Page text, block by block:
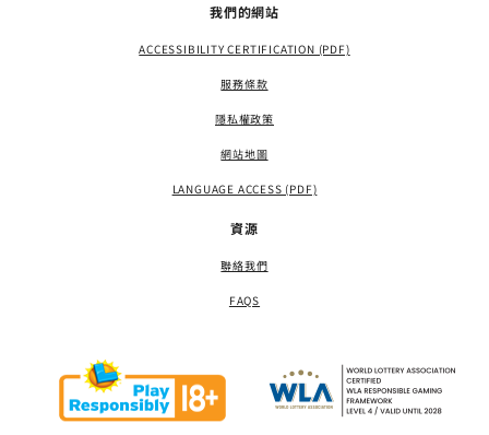
我們的網站
ACCESSIBILITY CERTIFICATION (PDF)
服務條款
隱私權政策
網站地圖
LANGUAGE ACCESS (PDF)
資源
聯絡我們
FAQS